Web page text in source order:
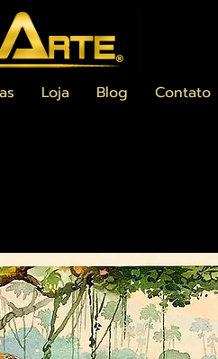
Loja Blog Contato